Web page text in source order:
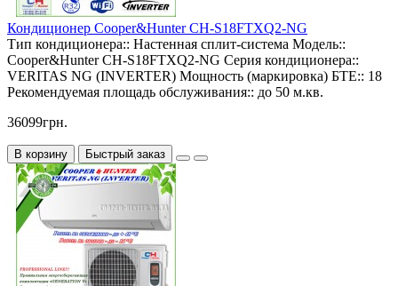
Кондиционер Cooper&Hunter CH-S18FTXQ2-NG
Тип кондиционера:: Настенная сплит-система Модель::
Cooper&Hunter CH-S18FTXQ2-NG Серия кондиционера::
VERITAS NG (INVERTER) Мощность (маркировка) БТЕ:: 18
Рекомендуемая площадь обслуживания:: до 50 м.кв.
36099грн.
В корзину Быстрый заказ